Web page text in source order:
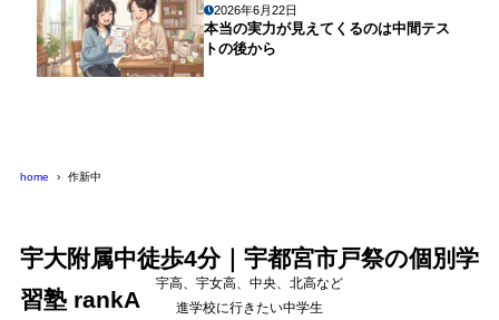
2026年6月22日
本当の実力が見えてくるのは中間テス
トの後から
home 作新中
宇大附属中徒歩4分｜宇都宮市戸祭の個別学
習塾 rankA
宇高、宇女高、中央、北高など
進学校に行きたい中学生